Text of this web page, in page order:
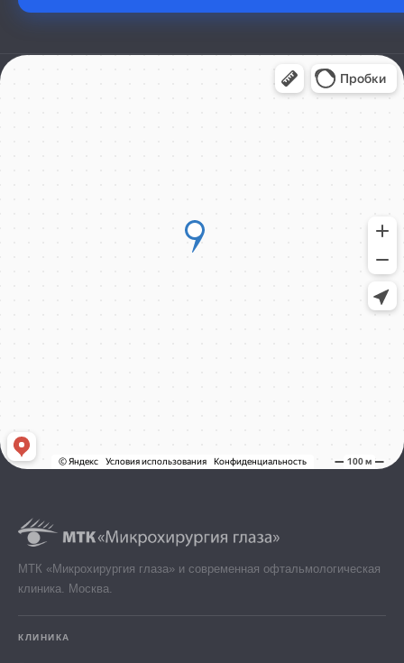
МТК «Микрохирургия глаза» и современная офтальмологическая
клиника. Москва.
КЛИНИКА